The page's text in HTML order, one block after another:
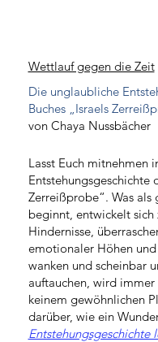
Wettlauf gegen die Zeit
Die unglaubliche
Buches „Israels
von Chaya Nussbächer
Lasst Euch mitnehmen
Entstehungsgeschichte
Zerreißprobe“. Was als
beginnt, entwickelt sich
Hindernisse,
emotionaler Höhen
wanken und scheinbar
auftauchen, wird
keinem gewöhnlichen
darüber, wie ein
Entstehungsgeschichte